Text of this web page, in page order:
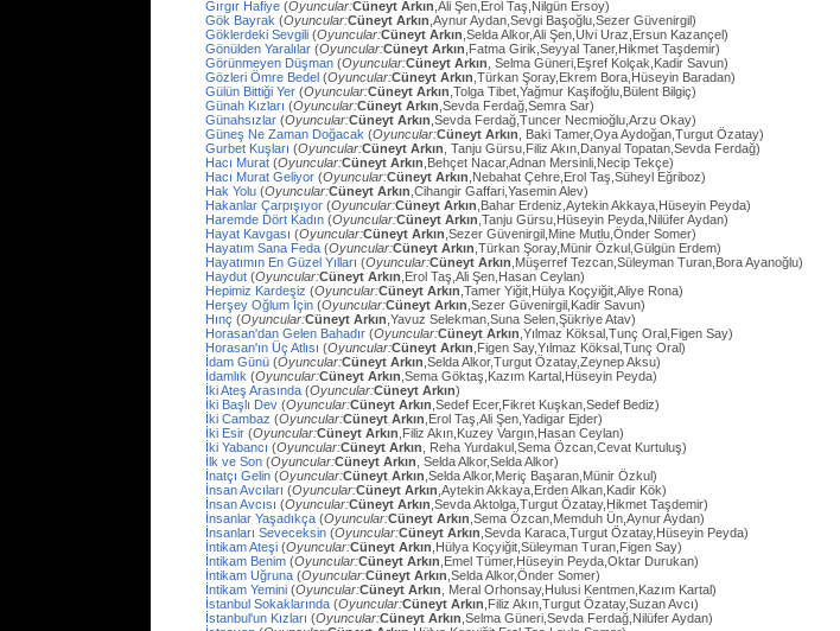
Gırgır Hafiye (Oyuncular:Cüneyt Arkın ,Ali Şen,Erol Taş,Nilgün Ersoy)
Gök Bayrak (Oyuncular:Cüneyt Arkın ,Aynur Aydan,Sevgi Başoğlu,Sezer Güvenirgil)
Göklerdeki Sevgili (Oyuncular:Cüneyt Arkın ,Selda Alkor,Ali Şen,Ulvi Uraz,Ersun Kazançel)
Gönülden Yaralılar (Oyuncular:Cüneyt Arkın ,Fatma Girik,Seyyal Taner,Hikmet Taşdemir)
Görünmeyen Düşman (Oyuncular:Cüneyt Arkın , Selma Güneri,Eşref Kolçak,Kadir Savun)
Gözleri Ömre Bedel (Oyuncular:Cüneyt Arkın ,Türkan Şoray,Ekrem Bora,Hüseyin Baradan)
Gülün Bittiği Yer (Oyuncular:Cüneyt Arkın ,Tolga Tibet,Yağmur Kaşifoğlu,Bülent Bilgiç)
Günah Kızları (Oyuncular:Cüneyt Arkın ,Sevda Ferdağ,Semra Sar)
Günahsızlar (Oyuncular:Cüneyt Arkın ,Sevda Ferdağ,Tuncer Necmioğlu,Arzu Okay)
Güneş Ne Zaman Doğacak (Oyuncular:Cüneyt Arkın , Baki Tamer,Oya Aydoğan,Turgut Özatay)
Gurbet Kuşları (Oyuncular:Cüneyt Arkın , Tanju Gürsu,Filiz Akın,Danyal Topatan,Sevda Ferdağ)
Hacı Murat (Oyuncular:Cüneyt Arkın ,Behçet Nacar,Adnan Mersinli,Necip Tekçe)
Hacı Murat Geliyor (Oyuncular:Cüneyt Arkın ,Nebahat Çehre,Erol Taş,Süheyl Eğriboz)
Hak Yolu (Oyuncular:Cüneyt Arkın ,Cihangir Gaffari,Yasemin Alev)
Hakanlar Çarpışıyor (Oyuncular:Cüneyt Arkın ,Bahar Erdeniz,Aytekin Akkaya,Hüseyin Peyda)
Haremde Dört Kadın (Oyuncular:Cüneyt Arkın ,Tanju Gürsu,Hüseyin Peyda,Nilüfer Aydan)
Hayat Kavgası (Oyuncular:Cüneyt Arkın ,Sezer Güvenirgil,Mine Mutlu,Önder Somer)
Hayatım Sana Feda (Oyuncular:Cüneyt Arkın ,Türkan Şoray,Münir Özkul,Gülgün Erdem)
Hayatımın En Güzel Yılları (Oyuncular:Cüneyt Arkın ,Müşerref Tezcan,Süleyman Turan,Bora Ayanoğlu)
Haydut (Oyuncular:Cüneyt Arkın ,Erol Taş,Ali Şen,Hasan Ceylan)
Hepimiz Kardeşiz (Oyuncular:Cüneyt Arkın ,Tamer Yiğit,Hülya Koçyiğit,Aliye Rona)
Herşey Oğlum İçin (Oyuncular:Cüneyt Arkın ,Sezer Güvenirgil,Kadir Savun)
Hınç (Oyuncular:Cüneyt Arkın ,Yavuz Selekman,Suna Selen,Şükriye Atav)
Horasan'dan Gelen Bahadır (Oyuncular:Cüneyt Arkın ,Yılmaz Köksal,Tunç Oral,Figen Say)
Horasan'ın Üç Atlısı (Oyuncular:Cüneyt Arkın ,Figen Say,Yılmaz Köksal,Tunç Oral)
İdam Günü (Oyuncular:Cüneyt Arkın ,Selda Alkor,Turgut Özatay,Zeynep Aksu)
İdamlık (Oyuncular:Cüneyt Arkın ,Sema Göktaş,Kazım Kartal,Hüseyin Peyda)
İki Ateş Arasında (Oyuncular:Cüneyt Arkın)
İki Başlı Dev (Oyuncular:Cüneyt Arkın ,Sedef Ecer,Fikret Kuşkan,Sedef Bediz)
İki Cambaz (Oyuncular:Cüneyt Arkın ,Erol Taş,Ali Şen,Yadigar Ejder)
İki Esir (Oyuncular:Cüneyt Arkın ,Filiz Akın,Kuzey Vargın,Hasan Ceylan)
İki Yabancı (Oyuncular:Cüneyt Arkın , Reha Yurdakul,Sema Özcan,Cevat Kurtuluş)
İlk ve Son (Oyuncular:Cüneyt Arkın , Selda Alkor,Selda Alkor)
İnatçı Gelin (Oyuncular:Cüneyt Arkın ,Selda Alkor,Meriç Başaran,Münir Özkul)
İnsan Avcıları (Oyuncular:Cüneyt Arkın ,Aytekin Akkaya,Erden Alkan,Kadir Kök)
İnsan Avcısı (Oyuncular:Cüneyt Arkın ,Sevda Aktolga,Turgut Özatay,Hikmet Taşdemir)
İnsanlar Yaşadıkça (Oyuncular:Cüneyt Arkın ,Sema Özcan,Memduh Ün,Aynur Aydan)
İnsanları Seveceksin (Oyuncular:Cüneyt Arkın ,Sevda Karaca,Turgut Özatay,Hüseyin Peyda)
İntikam Ateşi (Oyuncular:Cüneyt Arkın ,Hülya Koçyiğit,Süleyman Turan,Figen Say)
İntikam Benim (Oyuncular:Cüneyt Arkın ,Emel Tümer,Hüseyin Peyda,Oktar Durukan)
İntikam Uğruna (Oyuncular:Cüneyt Arkın ,Selda Alkor,Önder Somer)
İntikam Yemini (Oyuncular:Cüneyt Arkın , Meral Orhonsay,Hulusi Kentmen,Kazım Kartal)
İstanbul Sokaklarında (Oyuncular:Cüneyt Arkın ,Filiz Akın,Turgut Özatay,Suzan Avcı)
İstanbul'un Kızları (Oyuncular:Cüneyt Arkın ,Selma Güneri,Sevda Ferdağ,Nilüfer Aydan)